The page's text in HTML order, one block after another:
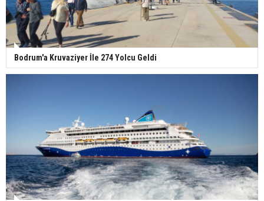
Bodrum'a Kruvaziyer İle 274 Yolcu Geldi